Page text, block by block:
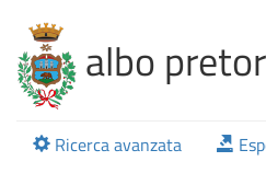
albo
Ricerca avanzata